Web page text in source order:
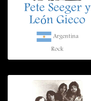
Pete Seeger y
León Gieco
Argentina
Rock